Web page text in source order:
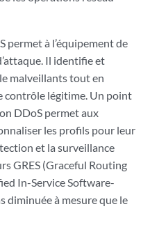
permet à l’équipement de
Il identifie et
malveillants tout en
contrôle légitime. Un point
DDoS permet aux
les profils pour leur
et la surveillance
GRES (Graceful Routing
In-Service Software-
diminuée à mesure que le